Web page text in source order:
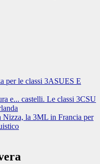
per le classi 3ASUES E
e... castelli. Le classi 3CSU
Nizza, la 3ML in Francia per